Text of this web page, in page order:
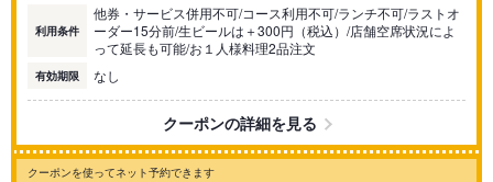
利用条件
他券・サービス併用不可/コース利用不可/ランチ不可/ラストオ
ーダー15分前/生ビールは＋300円（税込）/店舗空席状況によ
って延長も可能/お１人様料理2品注文
有効期限 なし
クーポンの詳細を見る
クーポンを使ってネット予約できます